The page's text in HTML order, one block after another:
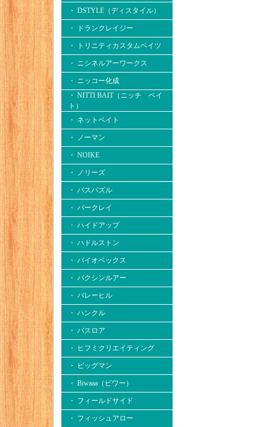
・ DSTYLE（ディスタイル）
・ ドランクレイジー
・ トリニティカスタムベイツ
・ ニシネルアーワークス
・ ニッコー化成
・ NITTI BAIT（ニッチ ベイ
ト）
・ ネットベイト
・ ノーマン
・ NOIKE
・ ノリーズ
・ バスパズル
・ バークレイ
・ ハイドアップ
・ ハドルストン
・ バイオベックス
・ バクシンルアー
・ バレーヒル
・ ハンクル
・ バスロア
・ ヒフミクリエイティング
・ ビッグマン
・ Biwaaa（ビワー）
・ フィールドサイド
・ フィッシュアロー